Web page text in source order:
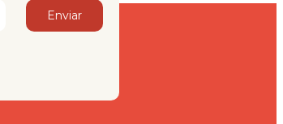
Enviar